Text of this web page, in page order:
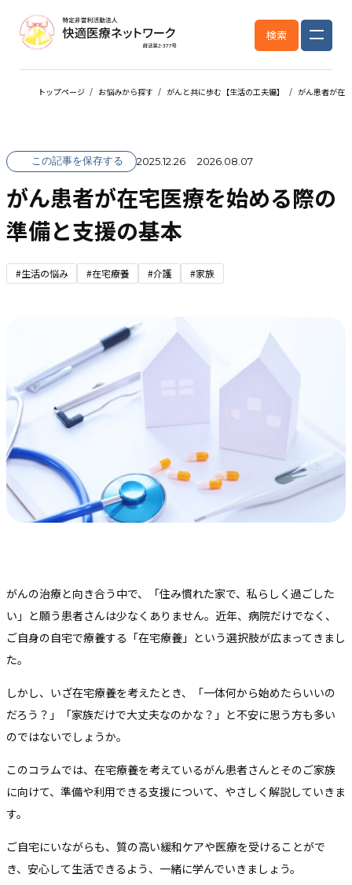
検索
トップページ お悩みから探す がんと共に歩む【生活の工夫編】 がん患者が在
この記事を保存する 2025.12.26 2026.08.07
がん患者が在宅医療を始める際の
準備と支援の基本
#生活の悩み #在宅療養 #介護 #家族
がんの治療と向き合う中で、「住み慣れた家で、私らしく過ごした
い」と願う患者さんは少なくありません。近年、病院だけでなく、
ご自身の自宅で療養する「在宅療養」という選択肢が広まってきまし
た。
しかし、いざ在宅療養を考えたとき、「一体何から始めたらいいの
だろう？」「家族だけで大丈夫なのかな？」と不安に思う方も多い
のではないでしょうか。
このコラムでは、在宅療養を考えているがん患者さんとそのご家族
に向けて、準備や利用できる支援について、やさしく解説していきま
す。
ご自宅にいながらも、質の高い緩和ケアや医療を受けることがで
き、安心して生活できるよう、一緒に学んでいきましょう。